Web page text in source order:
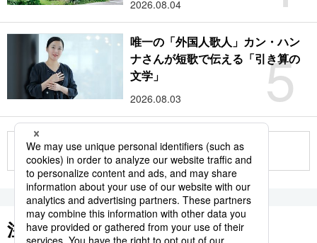
2026.08.04
5
唯一の「外国人歌人」カン・ハン
ナさんが短歌で伝える「引き算の
文学」
2026.08.03
もっと見る
注目のキーワード